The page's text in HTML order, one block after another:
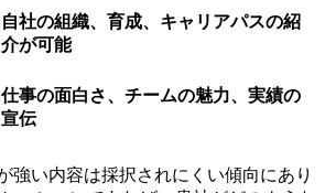
自社の組織、育成、キャリアパスの紹
介が可能
仕事の面白さ、チームの魅力、実績の
宣伝
強い内容は採択されにくい傾向にあり